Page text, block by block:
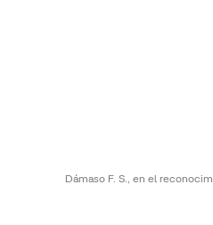
Dámaso F. S., en el